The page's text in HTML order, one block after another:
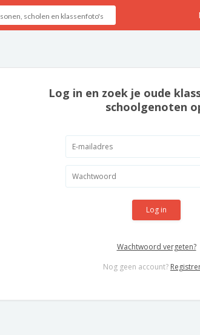
Log in en zoek je oude
schoolgenoten
Log in
Wachtwoord vergeten?
Nog geen account?